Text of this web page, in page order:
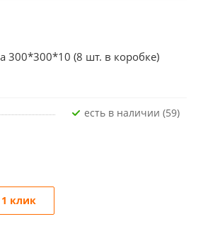
300*300*10 (8 шт. в коробке)
Есть в наличии (59)
клик